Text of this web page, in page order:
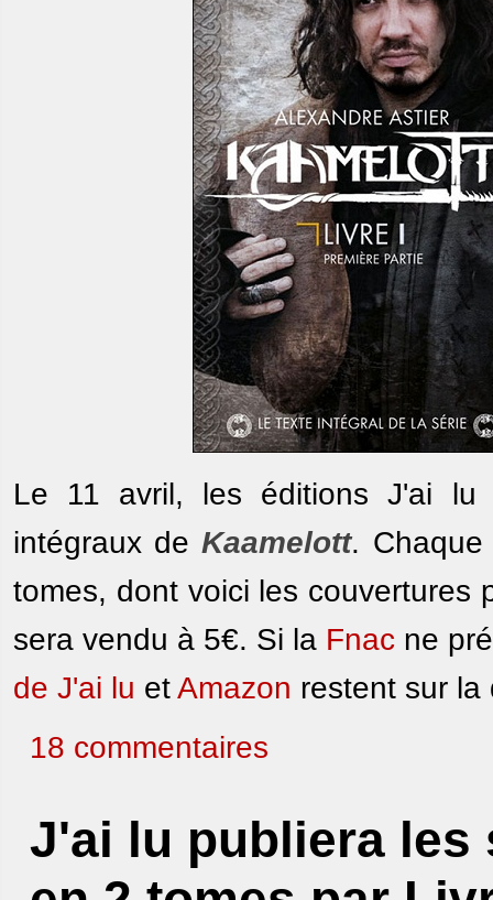
Le 11 avril, les éditions J'ai lu
intégraux deKaamelott.
tomes, dont voici les couvertures
sera vendu à 5€. Si la Fnac ne
de J'ai lu etAmazon restent sur la
18 commentaires
J'ai lu publiera les